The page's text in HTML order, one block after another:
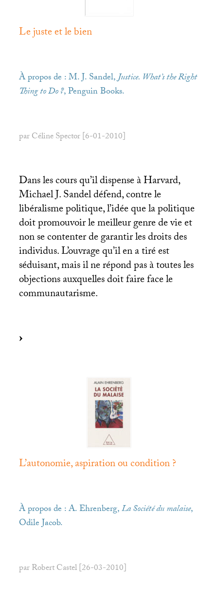
Le juste et le bien
À propos de : M. J. Sandel,Justice. What’s the Right
Thing to Do?, Penguin Books.
par Céline Spector [6-01-2010]
Dans les cours qu’il dispense à Harvard,
Michael J. Sandel défend, contre le
libéralisme politique, l’idée que la politique
doit promouvoir le meilleur genre de vie et
non se contenter de garantir les droits des
individus. L’ouvrage qu’il en a tiré est
séduisant, mais il ne répond pas à toutes les
objections auxquelles doit faire face le
communautarisme.
L’autonomie, aspiration ou condition?
À propos de : A. Ehrenberg,La Société du malaise,
Odile Jacob.
par Robert Castel [26-03-2010]